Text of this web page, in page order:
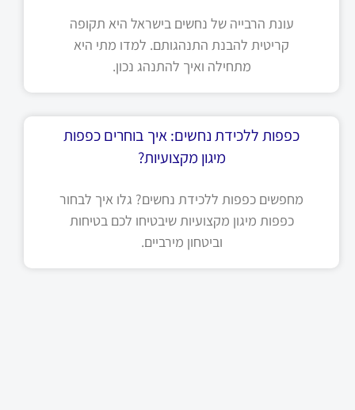
עונת הרבייה של נחשים בישראל היא תקופה
קריטית להבנת התנהגותם. למדו מתי היא
מתחילה ואיך להתנהג נכון.
כפפות ללכידת נחשים: איך בוחרים כפפות
מיגון מקצועיות?
מחפשים כפפות ללכידת נחשים? גלו איך לבחור
כפפות מיגון מקצועיות שיבטיחו לכם בטיחות
וביטחון מירביים.